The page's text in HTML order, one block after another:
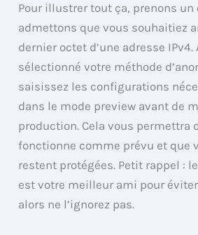
Pour illustrer tout ça, prenons un
admettons que vous souhaitiez
dernier octet d’une adresse IPv4.
sélectionné votre méthode
saisissez les configurations
dans le mode preview avant de
production. Cela vous permettra
fonctionne comme prévu et que
restent protégées. Petit rappel :
est votre meilleur ami pour
alors ne l’ignorez pas.